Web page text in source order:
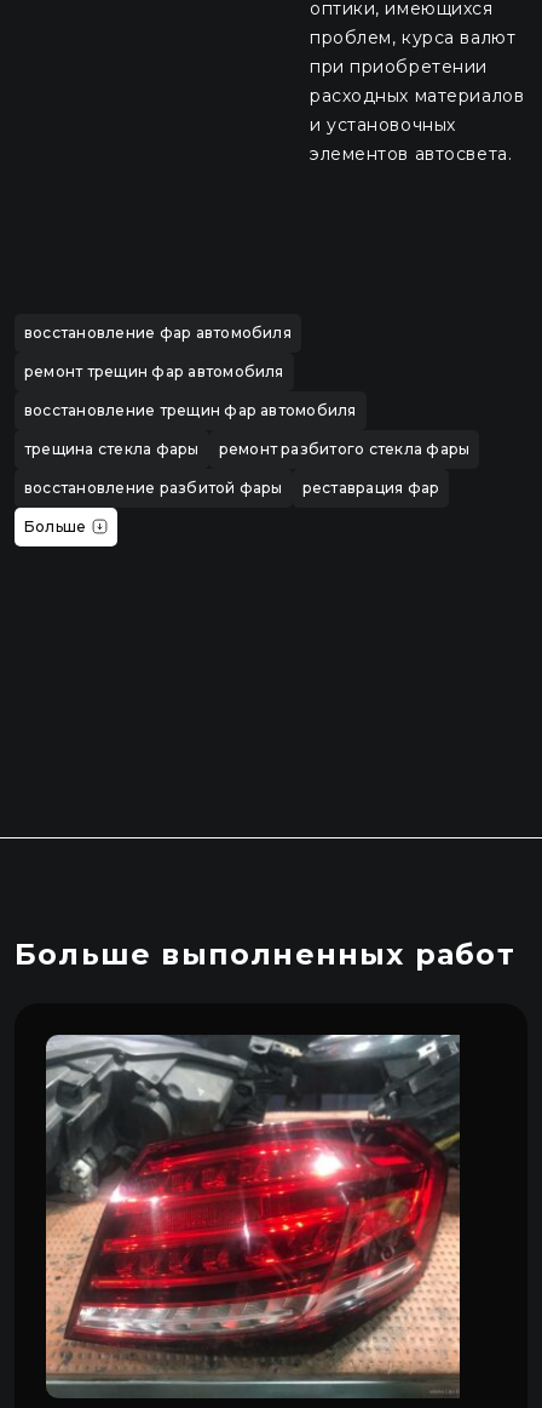
оптики, имеющихся
проблем, курса валют
при приобретении
расходных материалов
и установочных
элементов автосвета.
восстановление фар автомобиля
ремонт трещин фар автомобиля
восстановление трещин фар автомобиля
трещина стекла фары ремонт разбитого стекла фары
восстановление разбитой фары реставрация фар
Больше
Больше выполненных работ